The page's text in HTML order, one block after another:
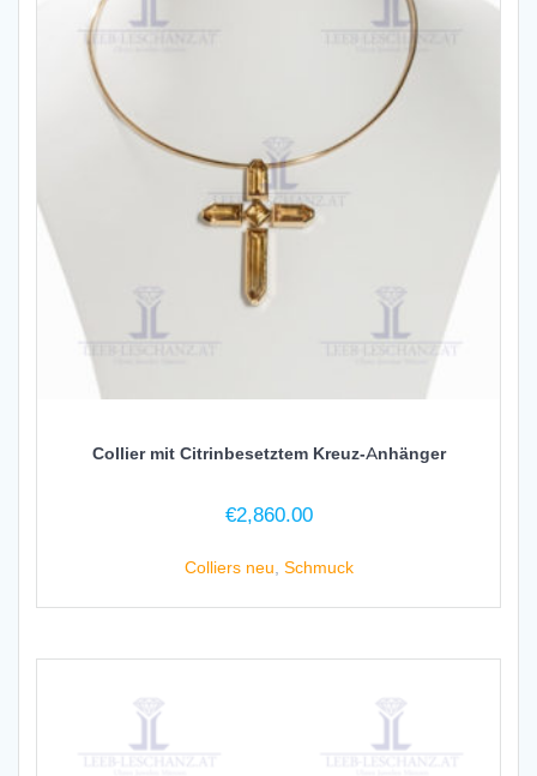
Collier mit Citrinbesetztem Kreuz-Anhänger
€2,860.00
Colliers neu, Schmuck